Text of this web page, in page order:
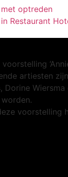
optreden
Restaurant
artiesten
Dorine
voorstelling